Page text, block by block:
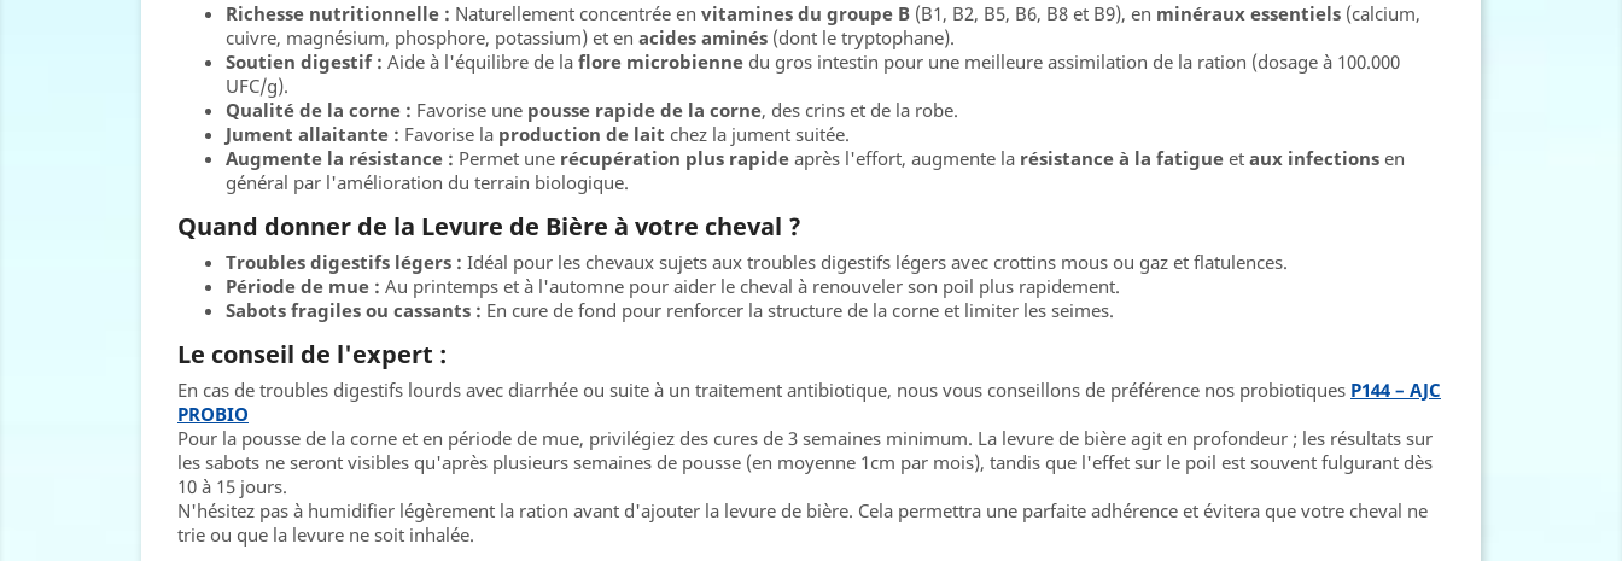
Richesse nutritionnelle : Naturellement concentrée en vitamines du groupe B (B1, B2, B5, B6, B8 et B9), en minéraux essentiels (calcium,
cuivre, magnésium, phosphore, potassium) et en acides aminés (dont le tryptophane).
Soutien digestif : Aide à l'équilibre de la flore microbienne du gros intestin pour une meilleure assimilation de la ration (dosage à 100.000
UFC/g).
Qualité de la corne : Favorise une pousse rapide de la corne, des crins et de la robe.
Jument allaitante : Favorise la production de lait chez la jument suitée.
Augmente la résistance : Permet une récupération plus rapide après l'effort, augmente la résistance à la fatigue et aux infections en
général par l'amélioration du terrain biologique.
Quand donner de la Levure de Bière à votre cheval ?
Troubles digestifs légers : Idéal pour les chevaux sujets aux troubles digestifs légers avec crottins mous ou gaz et flatulences.
Période de mue : Au printemps et à l'automne pour aider le cheval à renouveler son poil plus rapidement.
Sabots fragiles ou cassants : En cure de fond pour renforcer la structure de la corne et limiter les seimes.
Le conseil de l'expert :
En cas de troubles digestifs lourds avec diarrhée ou suite à un traitement antibiotique, nous vous conseillons de préférence nos probiotiques P144 – AJC
PROBIO
Pour la pousse de la corne et en période de mue, privilégiez des cures de 3 semaines minimum. La levure de bière agit en profondeur ; les résultats sur
les sabots ne seront visibles qu'après plusieurs semaines de pousse (en moyenne 1cm par mois), tandis que l'effet sur le poil est souvent fulgurant dès
10 à 15 jours.
N'hésitez pas à humidifier légèrement la ration avant d'ajouter la levure de bière. Cela permettra une parfaite adhérence et évitera que votre cheval ne
trie ou que la levure ne soit inhalée.